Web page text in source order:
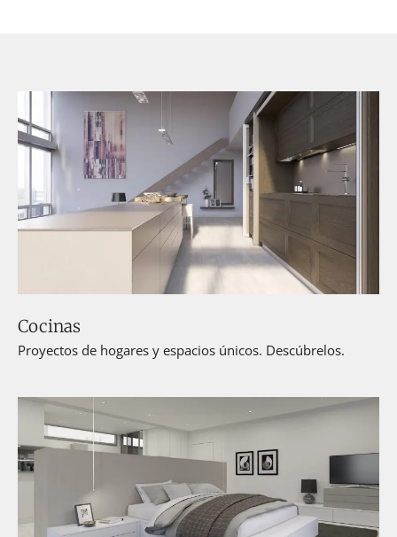
Cocinas
Proyectos de hogares y espacios únicos. Descúbrelos.